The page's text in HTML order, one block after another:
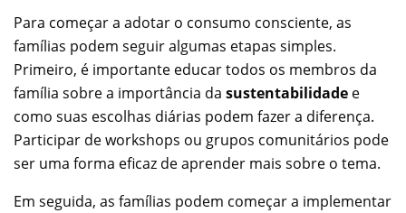
Para começar a adotar o consumo consciente, as
famílias podem seguir algumas etapas simples.
Primeiro, é importante educar todos os membros da
família sobre a importância da sustentabilidade e
como suas escolhas diárias podem fazer a diferença.
Participar de workshops ou grupos comunitários pode
ser uma forma eficaz de aprender mais sobre o tema.
Em seguida, as famílias podem começar a implementar